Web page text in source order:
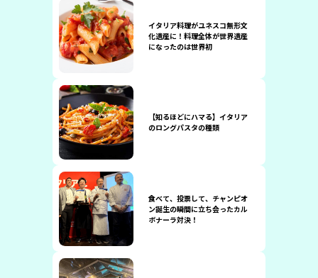
イタリア料理がユネスコ無形文
化遺産に！料理全体が世界遺産
になったのは世界初
【知るほどにハマる】イタリア
のロングパスタの種類
食べて、投票して、チャンピオ
ン誕生の瞬間に立ち会ったカル
ボナーラ対決！